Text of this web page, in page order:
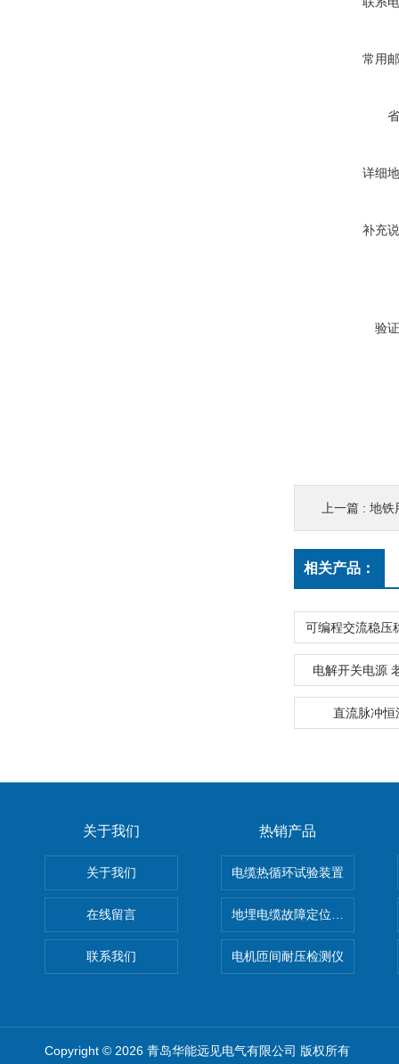
常用
详细
补充
验
上一篇 : 地铁
相关产品：
电解开关电源
直流脉冲恒
关于我们
关于我们
在线留言
联系我们
热销产品
电缆热循环试验装置
地埋电缆故障定位仪 地下电
电机匝间耐压检测仪
Copyright © 2026 青岛华能远见电气有限公司 版权所有